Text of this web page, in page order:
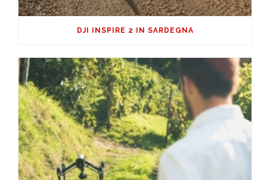
DJI INSPIRE 2 IN SARDEGNA